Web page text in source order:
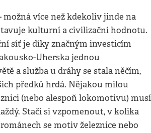
možná více než kdekoliv jinde na
kulturní a civilizační hodnotu.
síť je díky značným investicím
Uherska jednou
a služba u dráhy se stala něčím,
předků hrdá. Nějakou milou
(nebo alespoň lokomotivu) musí
Stačí si vzpomenout, v kolika
se motiv železnice nebo